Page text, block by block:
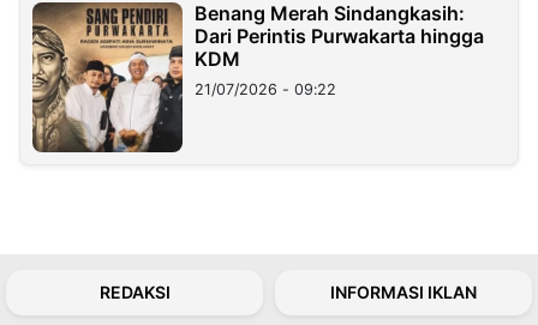
Benang Merah Sindangkasih:
Dari Perintis Purwakarta hingga
KDM
21/07/2026 - 09:22
REDAKSI INFORMASI IKLAN